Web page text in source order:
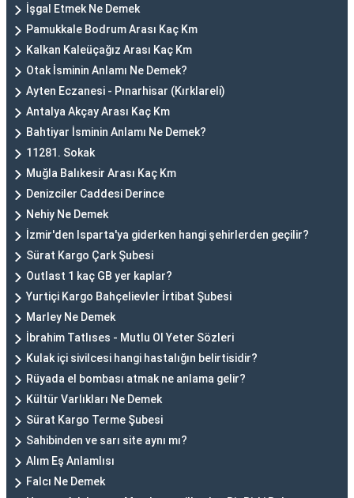
İşgal Etmek Ne Demek
Pamukkale Bodrum Arası Kaç Km
Kalkan Kaleüçağız Arası Kaç Km
Otak İsminin Anlamı Ne Demek?
Ayten Eczanesi - Pınarhisar (Kırklareli)
Antalya Akçay Arası Kaç Km
Bahtiyar İsminin Anlamı Ne Demek?
11281. Sokak
Muğla Balıkesir Arası Kaç Km
Denizciler Caddesi Derince
Nehiy Ne Demek
İzmir'den Isparta'ya giderken hangi şehirlerden geçilir?
Sürat Kargo Çark Şubesi
Outlast 1 kaç GB yer kaplar?
Yurtiçi Kargo Bahçelievler İrtibat Şubesi
Marley Ne Demek
İbrahim Tatlıses - Mutlu Ol Yeter Sözleri
Kulak içi sivilcesi hangi hastalığın belirtisidir?
Rüyada el bombası atmak ne anlama gelir?
Kültür Varlıkları Ne Demek
Sürat Kargo Terme Şubesi
Sahibinden ve sarı site aynı mı?
Alım Eş Anlamlısı
Falcı Ne Demek